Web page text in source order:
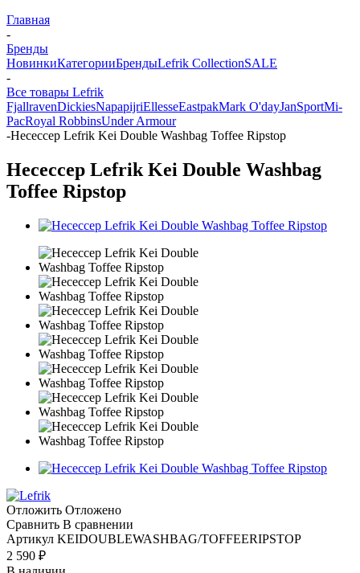
Главная
-
Бренды
НовинкиКатегорииБрендыLefrik CollectionSALE
-
Все товары Lefrik
FjallravenDickiesNapapijriEllesseEastpakMark O'dayJanSportMi-
PacRoyal RobbinsUnder Armour
-Несессер Lefrik Kei Double Washbag Toffee Ripstop
Несессер Lefrik Kei Double Washbag
Toffee Ripstop
Отложить Отложено
Сравнить В сравнении
Артикул KEIDOUBLEWASHBAG/TOFFEERIPSTOP
2 590 ₽